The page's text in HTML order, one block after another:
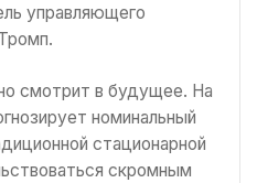
управляющего
смотрит в будущее. На
номинальный
стационарной
скромным